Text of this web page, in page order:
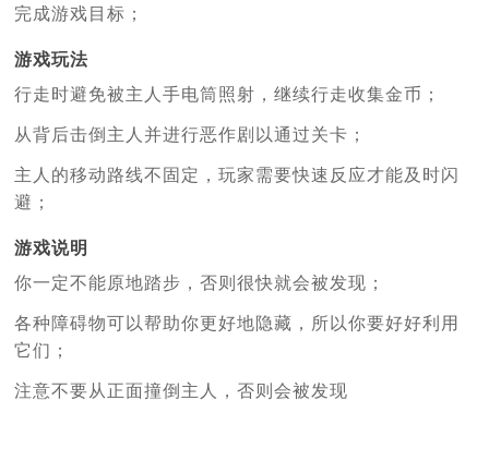
完成游戏目标；
游戏玩法
行走时避免被主人手电筒照射，继续行走收集金币；
从背后击倒主人并进行恶作剧以通过关卡；
主人的移动路线不固定，玩家需要快速反应才能及时闪
避；
游戏说明
你一定不能原地踏步，否则很快就会被发现；
各种障碍物可以帮助你更好地隐藏，所以你要好好利用
它们；
注意不要从正面撞倒主人，否则会被发现